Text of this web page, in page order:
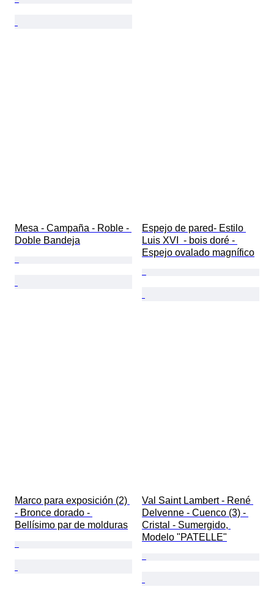
Mesa - Campaña - Roble -
Doble Bandeja
Espejo de pared- Estilo
Luis XVI  - bois doré -
Espejo ovalado magnífico
Marco para exposición (2)
- Bronce dorado -
Bellísimo par de molduras
Val Saint Lambert - René
Delvenne - Cuenco (3) -
Cristal - Sumergido,
Modelo "PATELLE"